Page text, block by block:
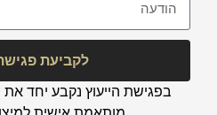
לקביעת
בפגישת הייעוץ נקבע יחד את